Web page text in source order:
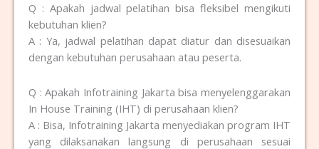
Q : Apakah jadwal pelatihan bisa fleksibel mengikuti
kebutuhan klien?
A : Ya, jadwal pelatihan dapat diatur dan disesuaikan
dengan kebutuhan perusahaan atau peserta.
Q : Apakah Infotraining Jakarta bisa menyelenggarakan
In House Training (IHT) di perusahaan klien?
A : Bisa, Infotraining Jakarta menyediakan program IHT
yang dilaksanakan langsung di perusahaan sesuai